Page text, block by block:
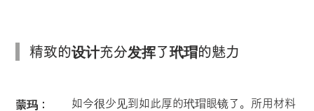
精致的设计充分发挥了玳瑁的魅力
蒙玛：
如今很少见到如此厚的玳瑁眼镜了。所用材料